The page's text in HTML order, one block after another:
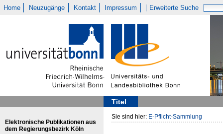
Home Neuzugänge Kontakt Impressum Erweiterte Suche
Titel
Elektronische Publikationen aus
dem Regierungsbezirk Köln
Sie sind hier: E-Pflicht-Sammlung